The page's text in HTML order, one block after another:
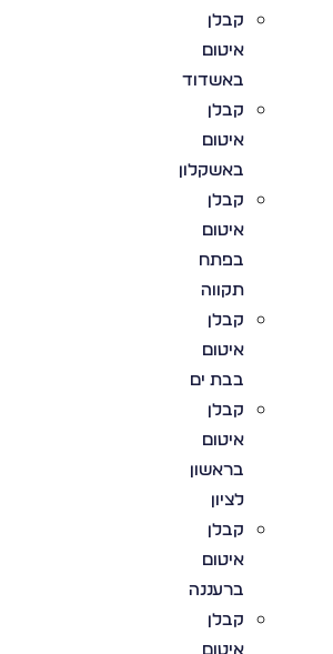
קבלן
איטום
באשדוד
קבלן
איטום
באשקלון
קבלן
איטום
בפתח
תקווה
קבלן
איטום
בבת ים
קבלן
איטום
בראשון
לציון
קבלן
איטום
ברעננה
קבלן
איטום